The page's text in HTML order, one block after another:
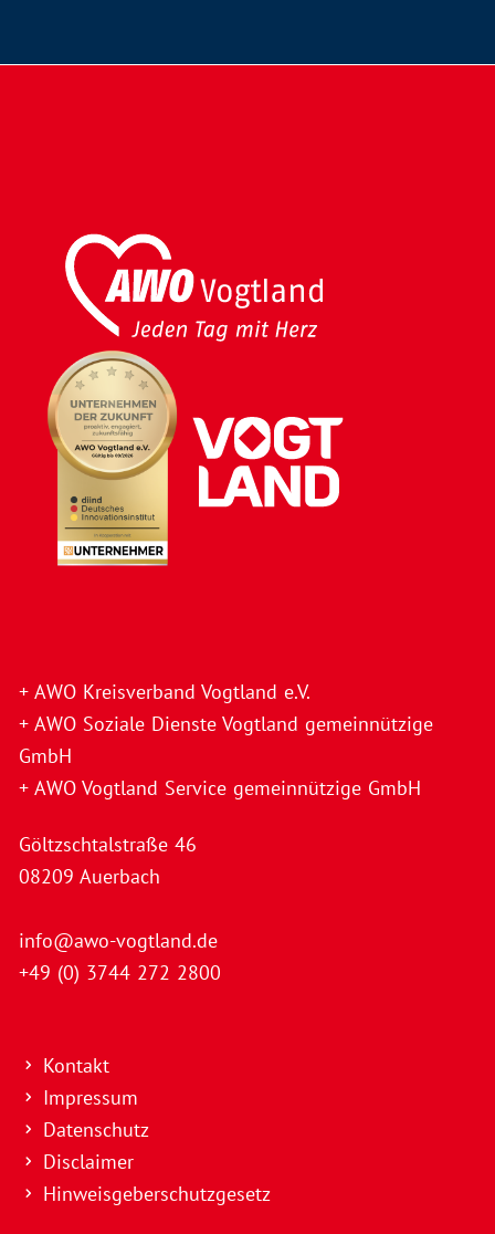
+ AWO Kreisverband Vogtland e.V.
+ AWO Soziale Dienste Vogtland gemeinnützige
GmbH
+ AWO Vogtland Service gemeinnützige GmbH
Göltzschtalstraße 46
08209 Auerbach
info@awo-vogtland.de
+49 (0) 3744 272 2800
Kontakt
Impressum
Datenschutz
Disclaimer
Hinweisgeberschutzgesetz